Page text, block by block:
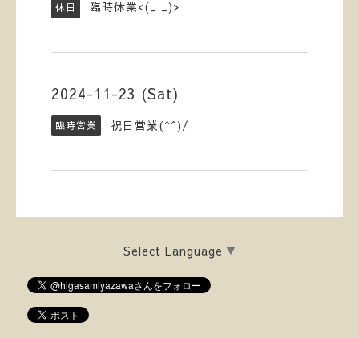
休日 臨時休業<(_ _)>
2024-11-23 (Sat)
臨時営業 祝日営業(^^)/
Select Language ▼